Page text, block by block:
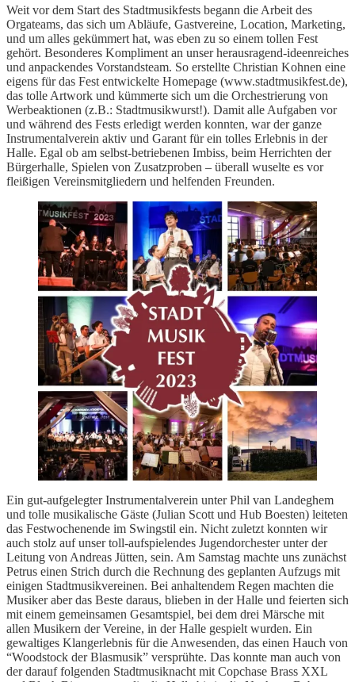
Weit vor dem Start des Stadtmusikfests begann die Arbeit des
Orgateams, das sich um Abläufe, Gastvereine, Location, Marketing,
und um alles gekümmert hat, was eben zu so einem tollen Fest
gehört. Besonderes Kompliment an unser herausragend-ideenreiches
und anpackendes Vorstandsteam. So erstellte Christian Kohnen eine
eigens für das Fest entwickelte Homepage (www.stadtmusikfest.de),
das tolle Artwork und kümmerte sich um die Orchestrierung von
Werbeaktionen (z.B.: Stadtmusikwurst!). Damit alle Aufgaben vor
und während des Fests erledigt werden konnten, war der ganze
Instrumentalverein aktiv und Garant für ein tolles Erlebnis in der
Halle. Egal ob am selbst-betriebenen Imbiss, beim Herrichten der
Bürgerhalle, Spielen von Zusatzproben – überall wuselte es vor
fleißigen Vereinsmitgliedern und helfenden Freunden.
Ein gut-aufgelegter Instrumentalverein unter Phil van Landeghem
und tolle musikalische Gäste (Julian Scott und Hub Boesten) leiteten
das Festwochenende im Swingstil ein. Nicht zuletzt konnten wir
auch stolz auf unser toll-aufspielendes Jugendorchester unter der
Leitung von Andreas Jütten, sein. Am Samstag machte uns zunächst
Petrus einen Strich durch die Rechnung des geplanten Aufzugs mit
einigen Stadtmusikvereinen. Bei anhaltendem Regen machten die
Musiker aber das Beste daraus, blieben in der Halle und feierten sich
mit einem gemeinsamen Gesamtspiel, bei dem drei Märsche mit
allen Musikern der Vereine, in der Halle gespielt wurden. Ein
gewaltiges Klangerlebnis für die Anwesenden, das einen Hauch von
“Woodstock der Blasmusik” versprühte. Das konnte man auch von
der darauf folgenden Stadtmusiknacht mit Copchase Brass XXL